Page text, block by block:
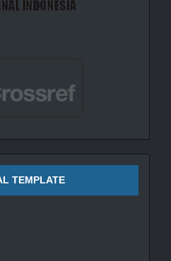
TEMPLATE